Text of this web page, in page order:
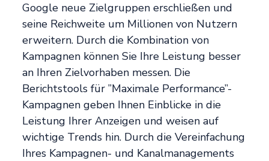
Google neue Zielgruppen erschließen und
seine Reichweite um Millionen von Nutzern
erweitern. Durch die Kombination von
Kampagnen können Sie Ihre Leistung besser
an Ihren Zielvorhaben messen. Die
Berichtstools für ”Maximale Performance”-
Kampagnen geben Ihnen Einblicke in die
Leistung Ihrer Anzeigen und weisen auf
wichtige Trends hin. Durch die Vereinfachung
Ihres Kampagnen- und Kanalmanagements